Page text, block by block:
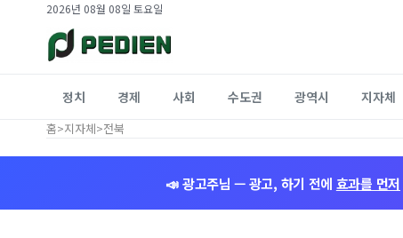
2026년 08월 08일 토요일
정치 경제 사회 수도권 광역시 지자체
홈>지자체>전북
📣 광고주님 — 광고, 하기 전에 효과를 먼저